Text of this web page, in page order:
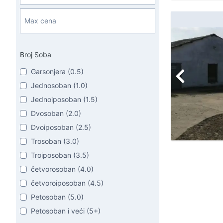
Broj Soba
Garsonjera (0.5)
Jednosoban (1.0)
Jednoiposoban (1.5)
Dvosoban (2.0)
Dvoiposoban (2.5)
Trosoban (3.0)
Troiposoban (3.5)
četvorosoban (4.0)
četvoroiposoban (4.5)
Petosoban (5.0)
Petosoban i veći (5+)